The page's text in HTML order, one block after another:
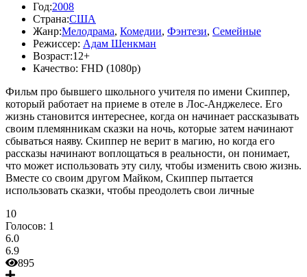
Год:2008
Страна:США
Жанр:Мелодрама, Комедии, Фэнтези, Семейные
Режиссер: Адам Шенкман
Возраст:12+
Качество: FHD (1080p)
Фильм про бывшего школьного учителя по имени Скиппер,
который работает на приеме в отеле в Лос-Анджелесе. Его
жизнь становится интереснее, когда он начинает рассказывать
своим племянникам сказки на ночь, которые затем начинают
сбываться наяву. Скиппер не верит в магию, но когда его
рассказы начинают воплощаться в реальности, он понимает,
что может использовать эту силу, чтобы изменить свою жизнь.
Вместе со своим другом Майком, Скиппер пытается
использовать сказки, чтобы преодолеть свои личные
10
Голосов: 1
6.0
6.9
895